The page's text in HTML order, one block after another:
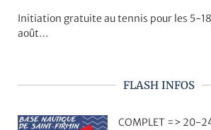
Initiation gratuite au tennis pour les 5-18
août…
FLASH INFOS
COMPLET => 20-